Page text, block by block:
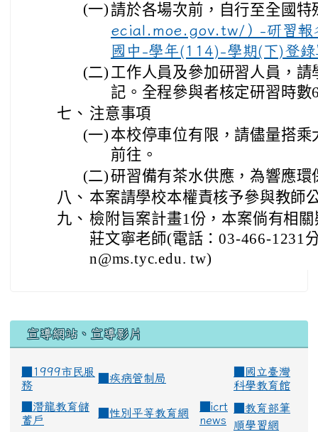
(一) 請於各場次前，自行至全國特
ecial.moe.gov.tw/）-研習報
國中-學年(114)-學期(下)登
(二) 工作人員及參加研習人員，
記。全程參與者核定研習時數
七、 注意事項
(一) 本校停車位有限，請儘量搭
前往。
(二)研習備有茶水供應，為響應
八、 本案請學校本權責核予參與教師
九、 檢附旨案計畫1份，本案倘有相
莊文寧老師(電話：03-466-1231
n@ms.tyc.edu. tw)
宣導網站、宣導影片
■1999市民服
務
疾病管制局
國立臺灣
科學教育館
潛龍教育儲
蓄戶
性別平等教育網
icrt
news
教育部筆
順學習網